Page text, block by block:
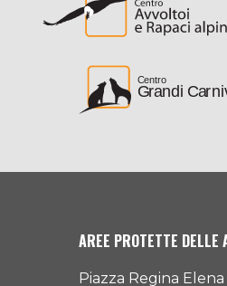
AREE PROTETTE
Piazza Regina